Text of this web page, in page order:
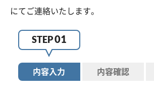
にてご連絡いたします。
内容入力
STEP01
内容確認